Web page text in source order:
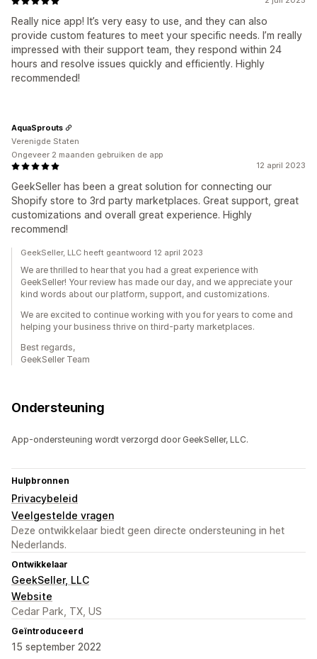
Really nice app! It’s very easy to use, and they can also
provide custom features to meet your specific needs. I’m really
impressed with their support team, they respond within 24
hours and resolve issues quickly and efficiently. Highly
recommended!
12 april 2023
GeekSeller has been a great solution for connecting our
Shopify store to 3rd party marketplaces. Great support, great
customizations and overall great experience. Highly
recommend!
AquaSprouts
Verenigde Staten
Ongeveer 2 maanden gebruiken de app
GeekSeller, LLC heeft geantwoord 12 april 2023
We are thrilled to hear that you had a great experience with
GeekSeller! Your review has made our day, and we appreciate your
kind words about our platform, support, and customizations.
We are excited to continue working with you for years to come and
helping your business thrive on third-party marketplaces.
Best regards,
GeekSeller Team
Ondersteuning
App-ondersteuning wordt verzorgd door GeekSeller, LLC.
Hulpbronnen
Privacybeleid
Veelgestelde vragen
Deze ontwikkelaar biedt geen directe ondersteuning in het
Nederlands.
Ontwikkelaar
GeekSeller, LLC
Website
Cedar Park, TX, US
Geïntroduceerd
15 september 2022